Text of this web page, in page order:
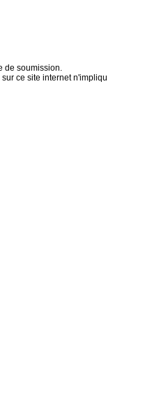
de soumission.
ce site internet n'impliqu